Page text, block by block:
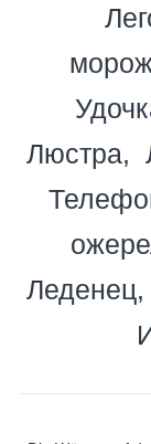
Люстра
Леденец